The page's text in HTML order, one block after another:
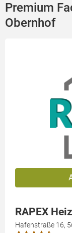
Premium
Obernhof
RAPEX
Hafenstraße 16,